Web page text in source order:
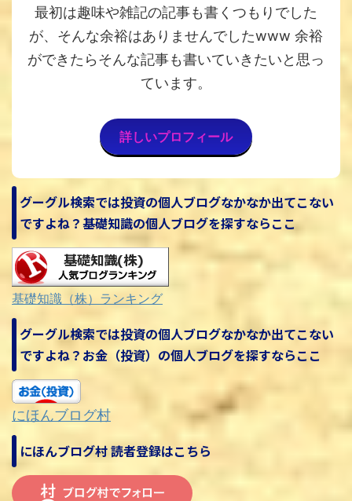
最初は趣味や雑記の記事も書くつもりでした
が、そんな余裕はありませんでしたwww 余裕
ができたらそんな記事も書いていきたいと思っ
ています。
詳しいプロフィール
グーグル検索では投資の個人ブログなかなか出てこない
ですよね？基礎知識の個人ブログを探すならここ
基礎知識（株）ランキング
グーグル検索では投資の個人ブログなかなか出てこない
ですよね？お金（投資）の個人ブログを探すならここ
にほんブログ村
にほんブログ村 読者登録はこちら